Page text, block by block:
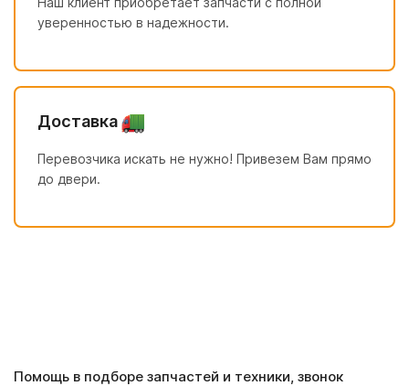
уверенностью в надежности.
Доставка
Перевозчика искать не нужно! Привезем Вам прямо
до двери.
Помощь в подборе запчастей и техники, звонок